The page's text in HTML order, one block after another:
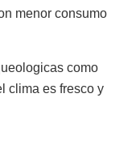
menor consumo
como
clima es fresco y